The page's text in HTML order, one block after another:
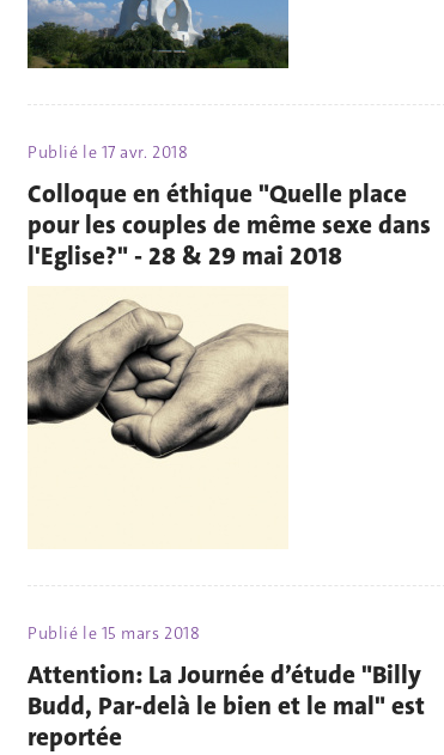
Publié le 17 avr. 2018
Colloque en éthique "Quelle place
pour les couples de même sexe dans
l'Eglise?" - 28 & 29 mai 2018
Publié le 15 mars 2018
Attention: La Journée d’étude "Billy
Budd, Par-delà le bien et le mal" est
reportée